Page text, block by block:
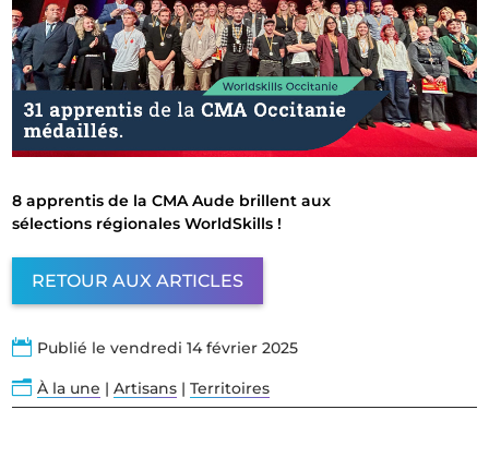
8 apprentis de la CMA Aude brillent aux
sélections régionales WorldSkills !
RETOUR AUX ARTICLES
 Publié le vendredi 14 février 2025
n À la une |Artisans |Territoires